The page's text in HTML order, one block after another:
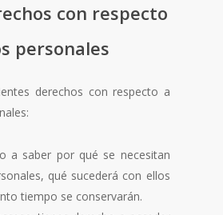
con respecto
personales
derechos con respecto a
a saber por qué se necesitan
qué sucederá con ellos
tiempo se conservarán.